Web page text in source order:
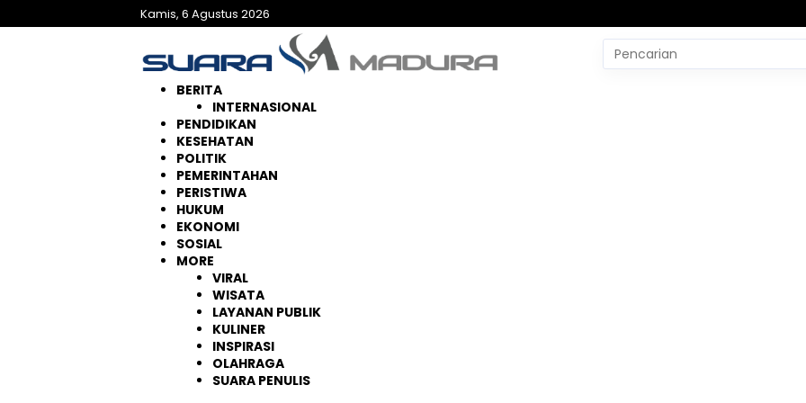
ke
Kamis, 6 Agustus 2026
Pencarian
untuk:
BERITA
INTERNASIONAL
PENDIDIKAN
KESEHATAN
POLITIK
PEMERINTAHAN
PERISTIWA
HUKUM
EKONOMI
SOSIAL
MORE
VIRAL
WISATA
LAYANAN PUBLIK
KULINER
INSPIRASI
OLAHRAGA
SUARA PENULIS